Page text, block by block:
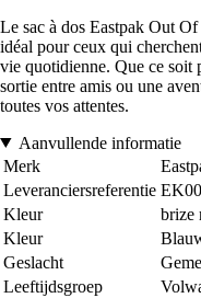
Le sac à dos Eastpak Out
idéal pour ceux qui
vie quotidienne. Que ce soit
sortie entre amis ou une
toutes vos attentes.
Aanvullende informatie
Merk
Leveranciersreferentie
Kleur
brize
Kleur
Geslacht
Leeftijdsgroep